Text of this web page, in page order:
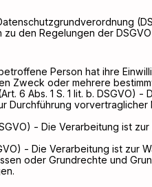
den Regelungen der
Person hat ihre
Zweck oder mehrere
6 Abs. 1 S. 1 lit. b. DSGVO)
Durchführung
- Die Verarbeitung ist
- Die Verarbeitung ist
oder Grundrechte und